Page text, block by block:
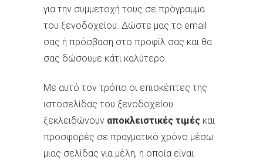
για την συμμετοχή τους σε πρόγραμμα
του ξενοδοχείου. Δώστε μας το email
σας ή πρόσβαση στο προφίλ σας και θα
σας δώσουμε κάτι καλύτερο.
Με αυτό τον τρόπο οι επισκέπτες της
ιστοσελίδας του ξενοδοχείου
ξεκλειδώνουν αποκλειστικές τιμές και
προσφορές σε πραγματικό χρόνο μέσω
μιας σελίδας για μέλη, η οποία είναι